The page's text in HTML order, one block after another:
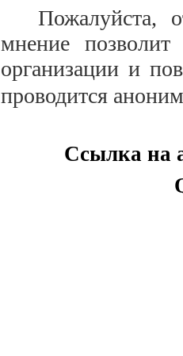
Пожалуйста,
мнение позволит
организации и
проводится
Ссылка на